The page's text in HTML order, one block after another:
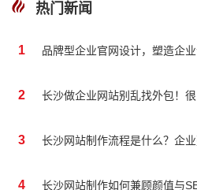
热门新闻
1 品牌型企业官网设计，塑造企
2 长沙做企业网站别乱找外包！
3 长沙网站制作流程是什么？企
4 长沙网站制作如何兼顾颜值与